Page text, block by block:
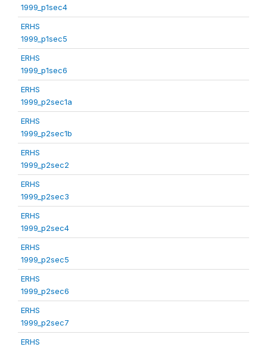
1999_p1sec4
ERHS
1999_p1sec5
ERHS
1999_p1sec6
ERHS
1999_p2sec1a
ERHS
1999_p2sec1b
ERHS
1999_p2sec2
ERHS
1999_p2sec3
ERHS
1999_p2sec4
ERHS
1999_p2sec5
ERHS
1999_p2sec6
ERHS
1999_p2sec7
ERHS